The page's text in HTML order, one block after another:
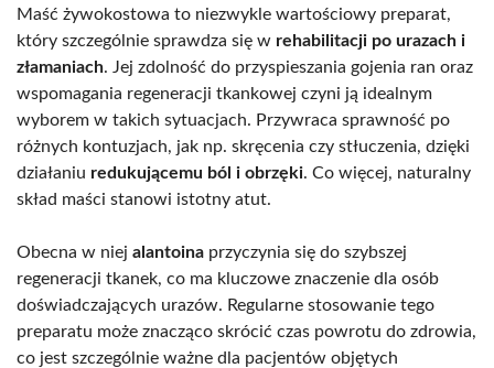
Maść żywokostowa to niezwykle wartościowy preparat,
który szczególnie sprawdza się w rehabilitacji po urazach i
złamaniach. Jej zdolność do przyspieszania gojenia ran oraz
wspomagania regeneracji tkankowej czyni ją idealnym
wyborem w takich sytuacjach. Przywraca sprawność po
różnych kontuzjach, jak np. skręcenia czy stłuczenia, dzięki
działaniu redukującemu ból i obrzęki. Co więcej, naturalny
skład maści stanowi istotny atut.
Obecna w niej alantoina przyczynia się do szybszej
regeneracji tkanek, co ma kluczowe znaczenie dla osób
doświadczających urazów. Regularne stosowanie tego
preparatu może znacząco skrócić czas powrotu do zdrowia,
co jest szczególnie ważne dla pacjentów objętych